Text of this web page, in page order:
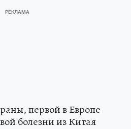
первой в Европе
болезни из Китая